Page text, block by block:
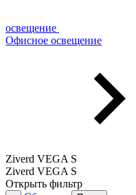
освещение
Офисное освещение
Ziverd VEGA S
Ziverd VEGA S
Открыть фильтр